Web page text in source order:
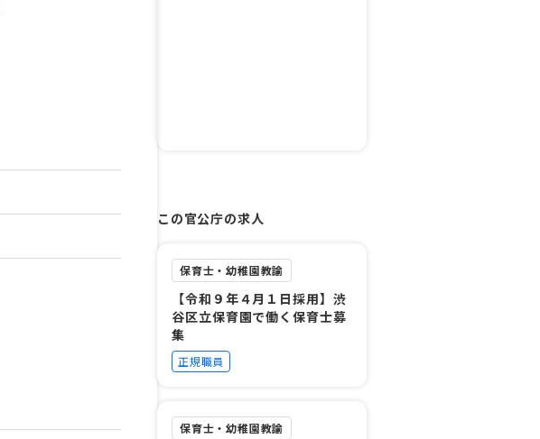
この官公庁の求人
保育士・幼稚園教諭
【令和９年４月１日採用】渋
谷区立保育園で働く保育士募
集
正規職員
保育士・幼稚園教諭